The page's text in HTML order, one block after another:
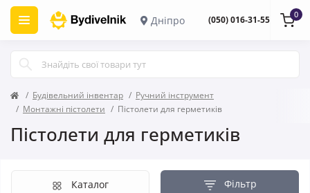
Дніпро (050) 016-31-55 0
Будівельний інвентар
Ручний інструмент
Монтажні пістолети
Пістолети для герметиків
Пістолети для герметиків
Фільтр
Каталог